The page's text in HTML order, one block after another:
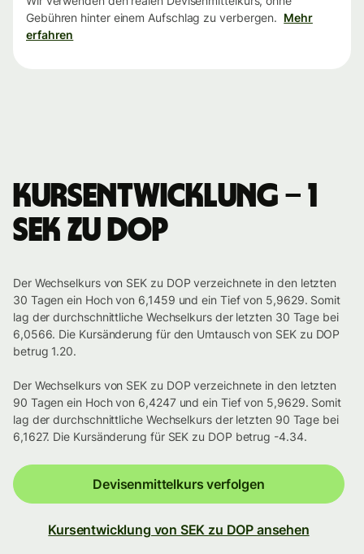
Gebühren hinter einem Aufschlag zu verbergen. Mehr
erfahren
Kursentwicklung – 1
SEK zu DOP
Der Wechselkurs von SEK zu DOP verzeichnete in den letzten
30 Tagen ein Hoch von 6,1459 und ein Tief von 5,9629. Somit
lag der durchschnittliche Wechselkurs der letzten 30 Tage bei
6,0566. Die Kursänderung für den Umtausch von SEK zu DOP
betrug 1.20.
Der Wechselkurs von SEK zu DOP verzeichnete in den letzten
90 Tagen ein Hoch von 6,4247 und ein Tief von 5,9629. Somit
lag der durchschnittliche Wechselkurs der letzten 90 Tage bei
6,1627. Die Kursänderung für SEK zu DOP betrug -4.34.
Devisenmittelkurs verfolgen
Kursentwicklung von SEK zu DOP ansehen